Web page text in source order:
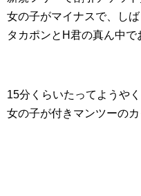
女の子がマイナスで、し
タカポンとH君の真ん中で
15分くらいたってようや
女の子が付きマンツーのカ